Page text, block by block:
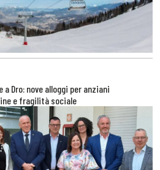
Dro: nove alloggi per anziani
e fragilità sociale